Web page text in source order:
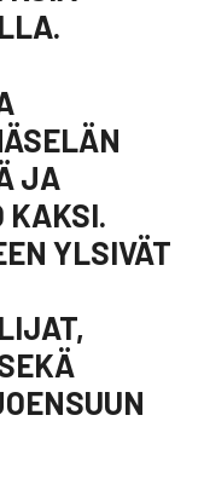
JA
KAKSI.
YLSIVÄT